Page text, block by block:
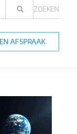
ZOEKEN
AFSPRAAK